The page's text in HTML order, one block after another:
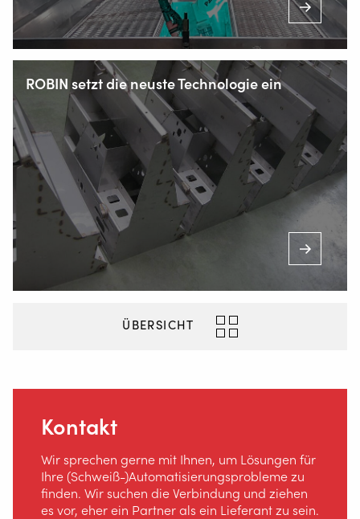
Zum Lonnenhohl 23
44319 Dortmund, Deutschland
NL-2952 AT Alblasserdam, Niederlande
INFO@VALKWELDING.COM
ROBIN setzt die neuste Technologie ein
ÜBERSICHT
Kontakt
Wir sprechen gerne mit Ihnen, um Lösungen für
Ihre (Schweiß-)Automatisierungsprobleme zu
finden. Wir suchen die Verbindung und ziehen
es vor, eher ein Partner als ein Lieferant zu sein.